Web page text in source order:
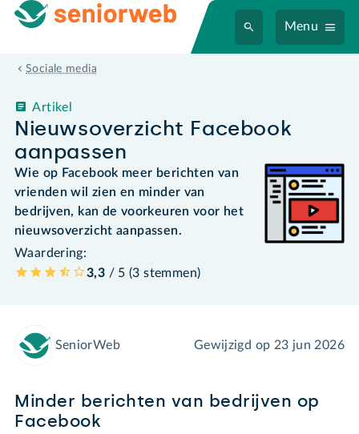
Menu
Sociale media
Nieuwsoverzicht Facebook
aanpassen
Artikel
Wie op Facebook meer berichten van
vrienden wil zien en minder van
bedrijven, kan de voorkeuren voor het
nieuwsoverzicht aanpassen.
Waardering:
3,3 / 5 (3 stemmen)
SeniorWeb Gewijzigd op 23 jun 2026
Minder berichten van bedrijven op
Facebook